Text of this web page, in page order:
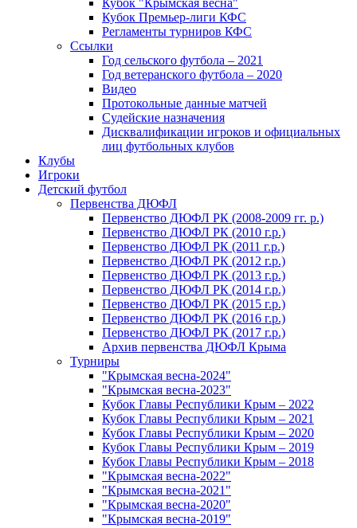
Кубок "Крымская весна"
Кубок Премьер-лиги КФС
Регламенты турниров КФС
Ссылки
Год сельского футбола – 2021
Год ветеранского футбола – 2020
Видео
Протокольные данные матчей
Судейские назначения
Дисквалификации игроков и официальных
лиц футбольных клубов
Клубы
Игроки
Детский футбол
Первенства ДЮФЛ
Первенство ДЮФЛ РК (2008-2009 гг. р.)
Первенство ДЮФЛ РК (2010 г.р.)
Первенство ДЮФЛ РК (2011 г.р.)
Первенство ДЮФЛ РК (2012 г.р.)
Первенство ДЮФЛ РК (2013 г.р.)
Первенство ДЮФЛ РК (2014 г.р.)
Первенство ДЮФЛ РК (2015 г.р.)
Первенство ДЮФЛ РК (2016 г.р.)
Первенство ДЮФЛ РК (2017 г.р.)
Архив первенства ДЮФЛ Крыма
Турниры
"Крымская весна-2024"
"Крымская весна-2023"
Кубок Главы Республики Крым – 2022
Кубок Главы Республики Крым – 2021
Кубок Главы Республики Крым – 2020
Кубок Главы Республики Крым – 2019
Кубок Главы Республики Крым – 2018
"Крымская весна-2022"
"Крымская весна-2021"
"Крымская весна-2020"
"Крымская весна-2019"